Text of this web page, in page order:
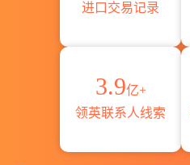
进口交易记录
3.9亿+
领英联系人线索